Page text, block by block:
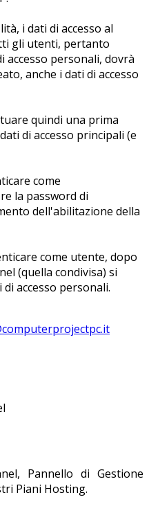
i dati di accesso al
gli utenti, pertanto
personali, dovrà
anche i dati di accesso
quindi una prima
di accesso principali (e
come
la password di
dell'abilitazione della
come utente, dopo
(quella condivisa) si
accesso personali.
Pannello di Gestione
Piani Hosting.